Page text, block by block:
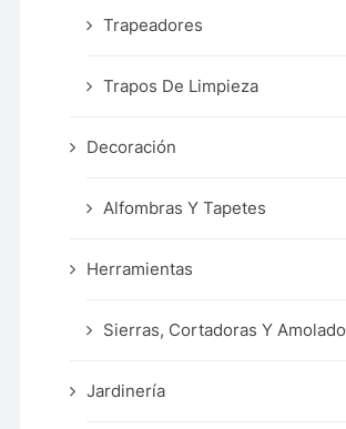
Trapeadores
Trapos De Limpieza
Decoración
Alfombras Y Tapetes
Herramientas
Sierras, Cortadoras Y
Jardinería